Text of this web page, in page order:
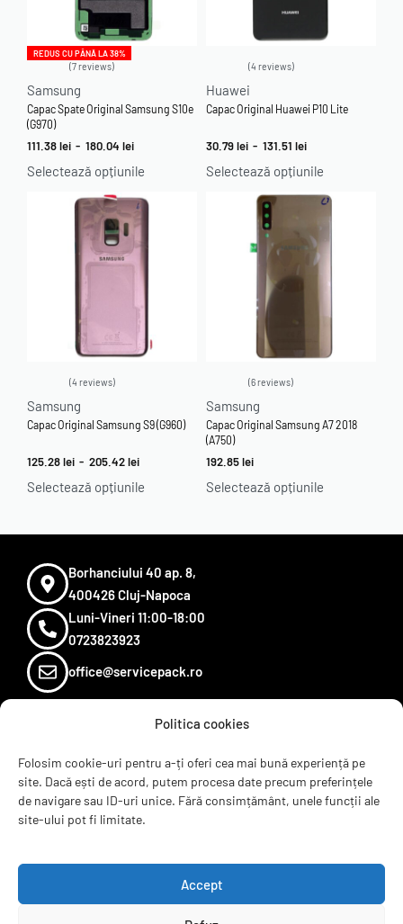
Politica cookies
Folosim cookie-uri pentru a-ți oferi cea mai bună experiență pe
site. Dacă ești de acord, putem procesa date precum preferințele
de navigare sau ID-uri unice. Fără consimțământ, unele funcții ale
site-ului pot fi limitate.
Accept
REDUS CU PÂNĂ LA 38%
7 reviews
Samsung
Capac Spate Original Samsung S10e
(G970)
111.38lei - 180.04 lei
Selectează opțiunile
4 reviews
Huawei
Capac Original Huawei P10 Lite
30.79lei - 131.51 lei
Selectează opțiunile
4 reviews
Samsung
Capac Original Samsung S9 (G960)
125.28lei - 205.42lei
Selectează opțiunile
6 reviews
Samsung
Capac Original Samsung A7 2018
(A750)
192.85lei
Selectează opțiunile
Borhanciului 40 ap. 8,
400426 Cluj-Napoca
Luni-Vineri 11:00-18:00
0723823923
office@servicepack.ro
Termeni si conditii
Recenzii
Contact